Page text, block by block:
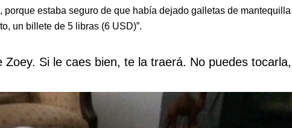
porque estaba seguro de que había dejado galletas de mantequilla
un billete de 5 libras (6 USD)”.
Zoey. Si le caes bien, te la traerá. No puedes tocarla,